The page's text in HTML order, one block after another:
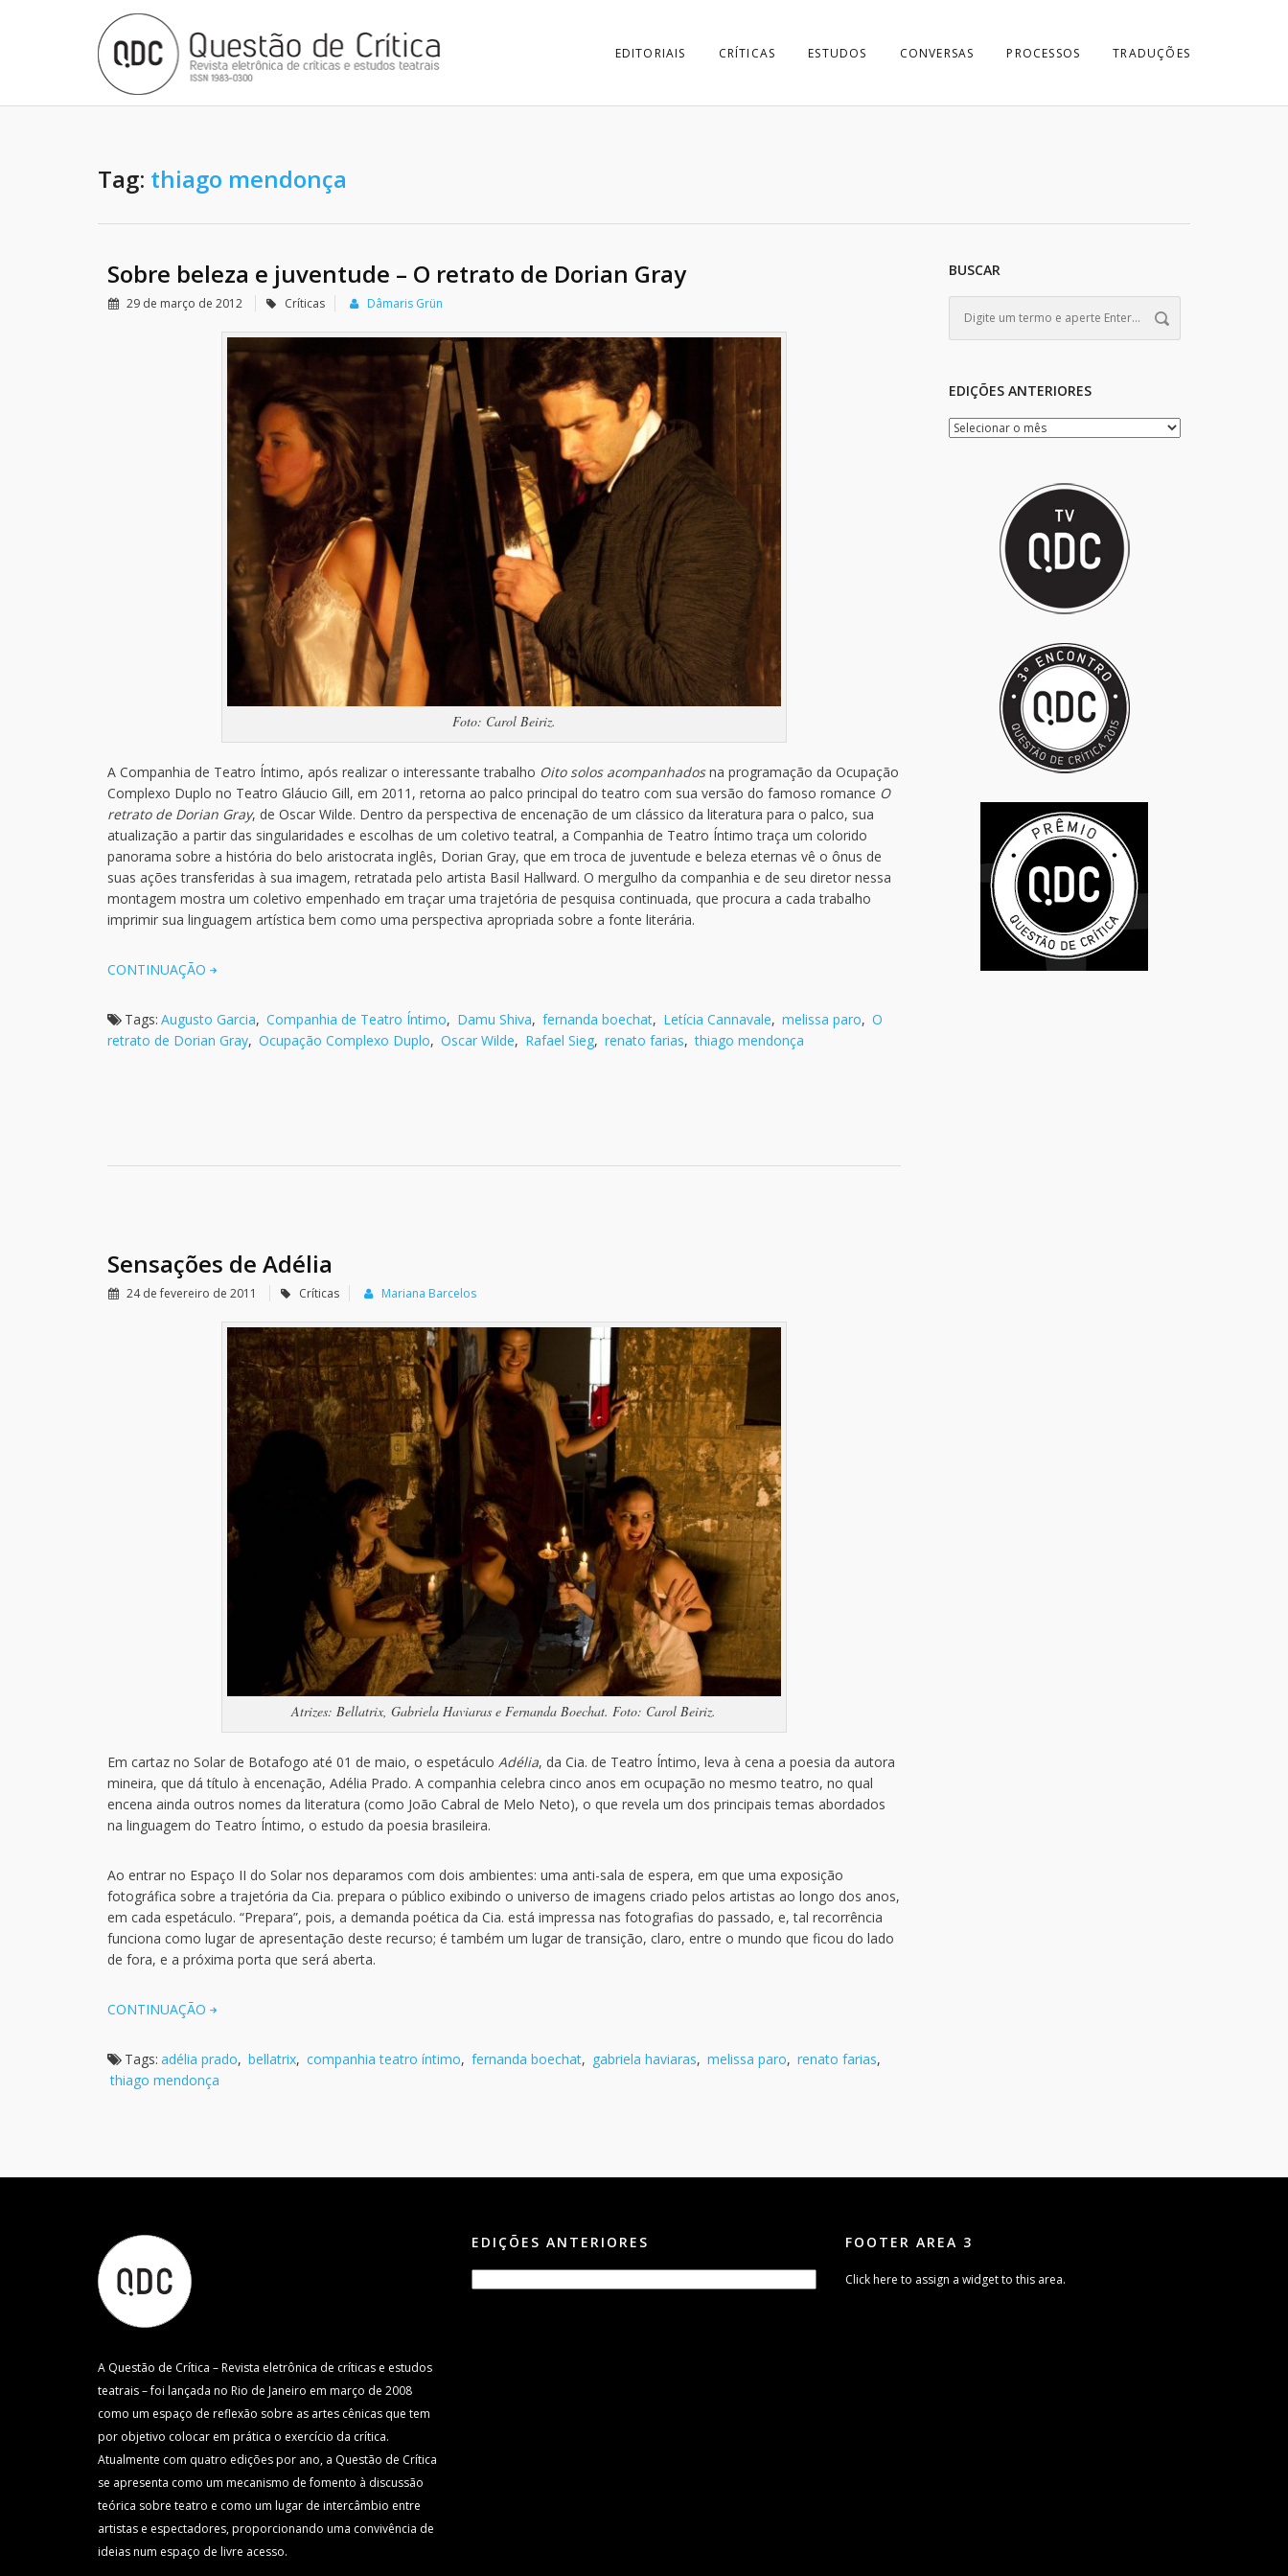
EDITORIAIS CRÍTICAS ESTUDOS CONVERSAS PROCESSOS TRADUÇÕES
Tag: thiago mendonça
Sobre beleza e juventude – O retrato de Dorian Gray
29 de março de 2012 Críticas Dâmaris Grün
Foto: Carol Beiriz.
A Companhia de Teatro Íntimo, após realizar o interessante trabalho Oito solos acompanhadosna programação da Ocupação
Complexo Duplo no Teatro Gláucio Gill, em 2011, retorna ao palco principal do teatro com sua versão do famoso romance O
retrato de Dorian Gray, de Oscar Wilde. Dentro da perspectiva de encenação de um clássico da literatura para o palco, sua
atualização a partir das singularidades e escolhas de um coletivo teatral, a Companhia de Teatro Íntimo traça um colorido
panorama sobre a história do belo aristocrata inglês, Dorian Gray, que em troca de juventude e beleza eternas vê o ônus de
suas ações transferidas à sua imagem, retratada pelo artista Basil Hallward. O mergulho da companhia e de seu diretor nessa
montagem mostra um coletivo empenhado em traçar uma trajetória de pesquisa continuada, que procura a cada trabalho
imprimir sua linguagem artística bem como uma perspectiva apropriada sobre a fonte literária.
CONTINUAÇÃO
Tags: Augusto Garcia, Companhia de Teatro Íntimo, Damu Shiva, fernanda boechat, Letícia Cannavale, melissa paro, O
retrato de Dorian Gray, Ocupação Complexo Duplo, Oscar Wilde, Rafael Sieg, renato farias, thiago mendonça
Sensações de Adélia
24 de fevereiro de 2011 Críticas Mariana Barcelos
Atrizes: Bellatrix, Gabriela Haviaras e Fernanda Boechat. Foto: Carol Beiriz.
Em cartaz no Solar de Botafogo até 01 de maio, o espetáculo Adélia, da Cia. de Teatro Íntimo, leva à cena a poesia da autora
mineira, que dá título à encenação, Adélia Prado. A companhia celebra cinco anos em ocupação no mesmo teatro, no qual
encena ainda outros nomes da literatura (como João Cabral de Melo Neto), o que revela um dos principais temas abordados
na linguagem do Teatro Íntimo, o estudo da poesia brasileira.
Ao entrar no Espaço II do Solar nos deparamos com dois ambientes: uma anti-sala de espera, em que uma exposição
fotográfica sobre a trajetória da Cia. prepara o público exibindo o universo de imagens criado pelos artistas ao longo dos anos,
em cada espetáculo. “Prepara”, pois, a demanda poética da Cia. está impressa nas fotografias do passado, e, tal recorrência
funciona como lugar de apresentação deste recurso; é também um lugar de transição, claro, entre o mundo que ficou do lado
de fora, e a próxima porta que será aberta.
CONTINUAÇÃO
Tags: adélia prado, bellatrix, companhia teatro íntimo, fernanda boechat, gabriela haviaras, melissa paro, renato farias,
thiago mendonça
BUSCAR
EDIÇÕES ANTERIORES
A Questão de Crítica – Revista eletrônica de críticas e estudos
teatrais – foi lançada no Rio de Janeiro em março de 2008
como um espaço de reflexão sobre as artes cênicas que tem
por objetivo colocar em prática o exercício da crítica.
Atualmente com quatro edições por ano, a Questão de Crítica
se apresenta como um mecanismo de fomento à discussão
teórica sobre teatro e como um lugar de intercâmbio entre
artistas e espectadores, proporcionando uma convivência de
ideias num espaço de livre acesso.
EDIÇÕES ANTERIORES FOOTER AREA 3
Click here to assign a widget to this area.